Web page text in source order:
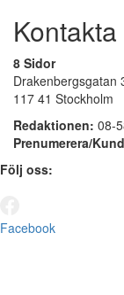
8 Sidor
Drakenbergsgatan
117 41 Stockholm
Redaktionen: 08-
Prenumerera/
Följ oss:
Facebook